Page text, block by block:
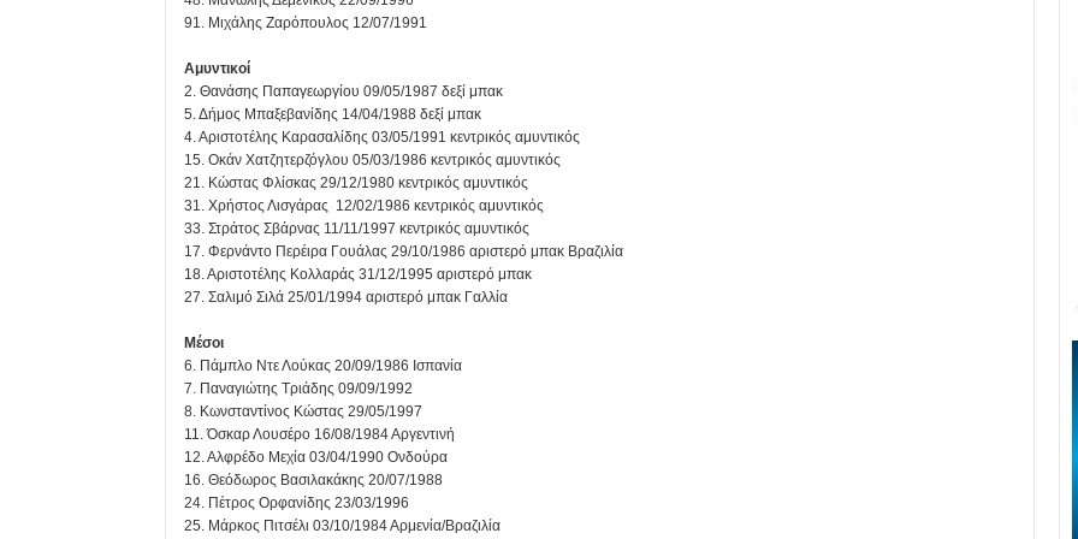
91. Μιχάλης Ζαρόπουλος 12/07/1991
Αμυντικοί
2. Θανάσης Παπαγεωργίου 09/05/1987 δεξί μπακ
5. Δήμος Μπαξεβανίδης 14/04/1988 δεξί μπακ
4. Αριστοτέλης Καρασαλίδης 03/05/1991 κεντρικός αμυντικός
15. Οκάν Χατζητερζόγλου 05/03/1986 κεντρικός αμυντικός
21. Κώστας Φλίσκας 29/12/1980 κεντρικός αμυντικός
31. Χρήστος Λισγάρας 12/02/1986 κεντρικός αμυντικός
33. Στράτος Σβάρνας 11/11/1997 κεντρικός αμυντικός
17. Φερνάντο Περέιρα Γουάλας 29/10/1986 αριστερό μπακ Βραζιλία
18. Αριστοτέλης Κολλαράς 31/12/1995 αριστερό μπακ
27. Σαλιμό Σιλά 25/01/1994 αριστερό μπακ Γαλλία
Μέσοι
6. Πάμπλο Ντε Λούκας 20/09/1986 Ισπανία
7. Παναγιώτης Τριάδης 09/09/1992
8. Κωνσταντίνος Κώστας 29/05/1997
11. Όσκαρ Λουσέρο 16/08/1984 Αργεντινή
12. Αλφρέδο Μεχία 03/04/1990 Ονδούρα
16. Θεόδωρος Βασιλακάκης 20/07/1988
24. Πέτρος Ορφανίδης 23/03/1996
25. Μάρκος Πιτσέλι 03/10/1984 Αρμενία/Βραζιλία